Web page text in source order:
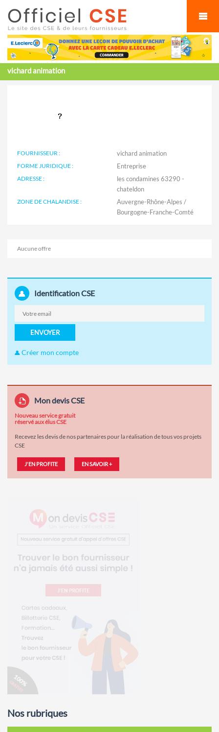
vichard animation
FOURNISSEUR : vichard animation
FORME JURIDIQUE : Entreprise
ADRESSE :
les condamines 63290 -
chateldon
ZONE DE CHALANDISE :
Auvergne-Rhône-Alpes /
Bourgogne-Franche-Comté
Aucune offre
Identification CSE
ENVOYER
Créer mon compte
Mon devis CSE
Nouveau service gratuit
réservé aux élus CSE
Recevez les devis de nos partenaires pour la réalisation de tous vos projets
CSE
J'EN PROFITE EN SAVOIR +
Nos rubriques